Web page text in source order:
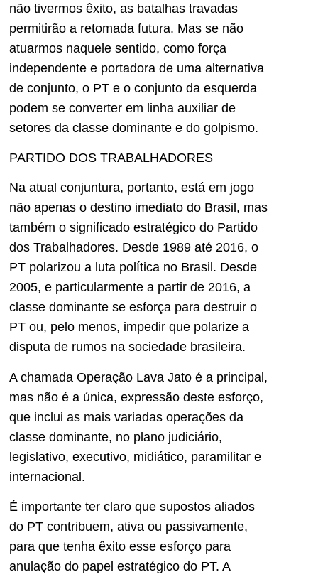
não tivermos êxito, as batalhas travadas
permitirão a retomada futura. Mas se não
atuarmos naquele sentido, como força
independente e portadora de uma alternativa
de conjunto, o PT e o conjunto da esquerda
podem se converter em linha auxiliar de
setores da classe dominante e do golpismo.
PARTIDO DOS TRABALHADORES
Na atual conjuntura, portanto, está em jogo
não apenas o destino imediato do Brasil, mas
também o significado estratégico do Partido
dos Trabalhadores. Desde 1989 até 2016, o
PT polarizou a luta política no Brasil. Desde
2005, e particularmente a partir de 2016, a
classe dominante se esforça para destruir o
PT ou, pelo menos, impedir que polarize a
disputa de rumos na sociedade brasileira.
A chamada Operação Lava Jato é a principal,
mas não é a única, expressão deste esforço,
que inclui as mais variadas operações da
classe dominante, no plano judiciário,
legislativo, executivo, midiático, paramilitar e
internacional.
É importante ter claro que supostos aliados
do PT contribuem, ativa ou passivamente,
para que tenha êxito esse esforço para
anulação do papel estratégico do PT. A